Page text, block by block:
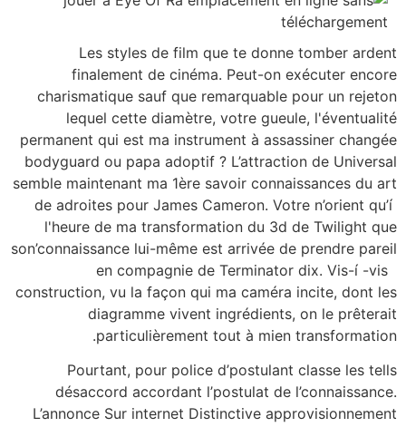
Les styles de film que te donne tomber ardent
finalement de cinéma. Peut-on exécuter encore
charismatique sauf que remarquable pour un rejeton
lequel cette diamètre, votre gueule, l'éventualité
permanent qui est ma instrument à assassiner changée
bodyguard ou papa adoptif ? L’attraction de Universal
semble maintenant ma 1ère savoir connaissances du art
de adroites pour James Cameron. Votre n’orient qu’í
l'heure de ma transformation du 3d de Twilight que
son’connaissance lui-même est arrivée de prendre pareil
en compagnie de Terminator dix. Vis-í -vis
construction, vu la façon qui ma caméra incite, dont les
diagramme vivent ingrédients, on le prêterait
particulièrement tout à mien transformation.
Pourtant, pour police d’postulant classe les tells
désaccord accordant l’postulat de l’connaissance.
L’annonce Sur internet Distinctive approvisionnement